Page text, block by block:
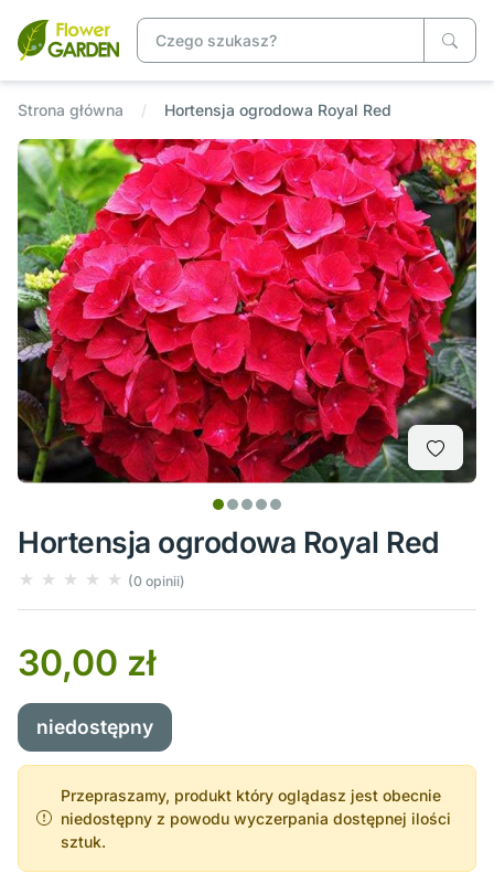
Strona główna Hortensja ogrodowa Royal Red
Hortensja ogrodowa Royal Red
(0 opinii)
30,00 zł
niedostępny
Przepraszamy, produkt który oglądasz jest obecnie
niedostępny z powodu wyczerpania dostępnej ilości
sztuk.